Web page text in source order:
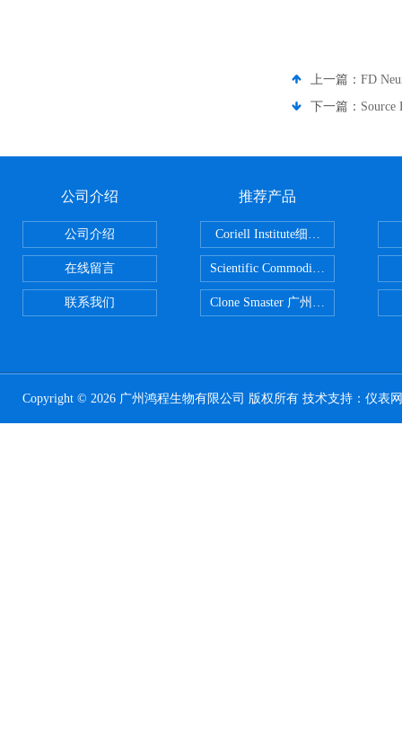
上一篇： FD
下一篇： Source
公司介绍
公司介绍
在线留言
联系我们
推荐产品
Scientific CommoditiesPE管 广州
Clone Smaster 广州鸿程代理
Copyright © 2026 广州鸿程生物有限公司 版权所有 技术支持： 仪表网